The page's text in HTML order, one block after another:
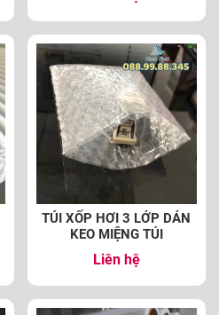
TÚI XỐP HƠI 3 LỚP DÁN
KEO MIỆNG TÚI
Liên hệ